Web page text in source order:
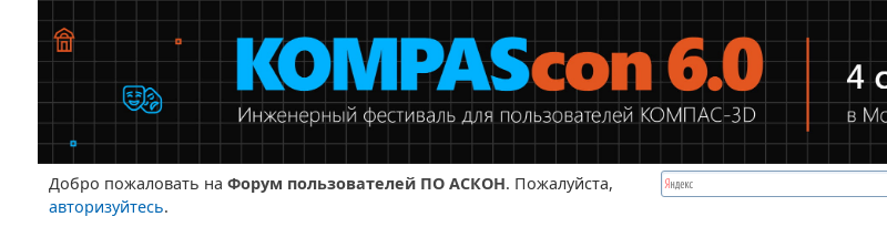
Добро пожаловать на Форум пользователей ПО АСКОН. Пожалуйста,
авторизуйтесь.